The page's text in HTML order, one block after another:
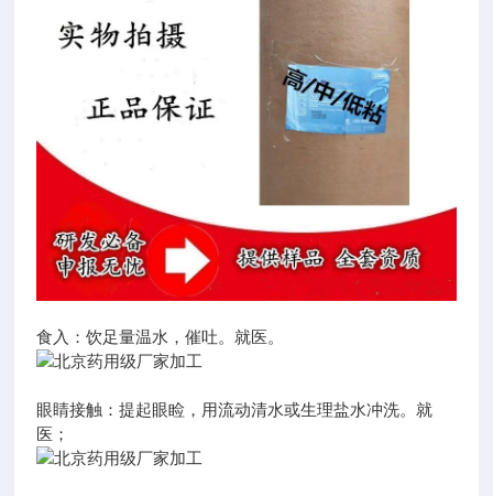
食入：饮足量温水，催吐。就医。
眼睛接触：提起眼睑，用流动清水或生理盐水冲洗。就
医；